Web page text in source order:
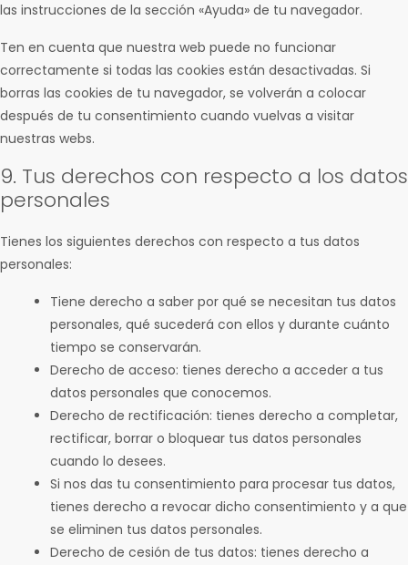
las instrucciones de la sección «Ayuda» de tu navegador.
Ten en cuenta que nuestra web puede no funcionar
correctamente si todas las cookies están desactivadas. Si
borras las cookies de tu navegador, se volverán a colocar
después de tu consentimiento cuando vuelvas a visitar
nuestras webs.
9. Tus derechos con respecto a los datos
personales
Tienes los siguientes derechos con respecto a tus datos
personales:
Tiene derecho a saber por qué se necesitan tus datos
personales, qué sucederá con ellos y durante cuánto
tiempo se conservarán.
Derecho de acceso: tienes derecho a acceder a tus
datos personales que conocemos.
Derecho de rectificación: tienes derecho a completar,
rectificar, borrar o bloquear tus datos personales
cuando lo desees.
Si nos das tu consentimiento para procesar tus datos,
tienes derecho a revocar dicho consentimiento y a que
se eliminen tus datos personales.
Derecho de cesión de tus datos: tienes derecho a